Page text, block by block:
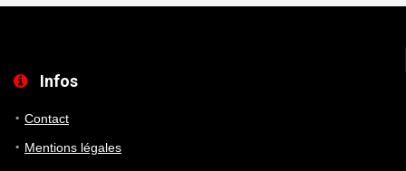
Infos
Contact
Mentions légales